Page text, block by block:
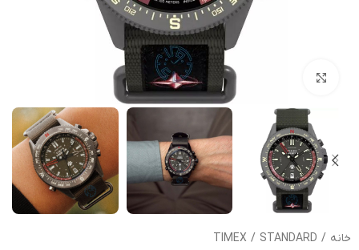
بزرگنمایی تصویر
خانه /
TIMEX / STANDARD